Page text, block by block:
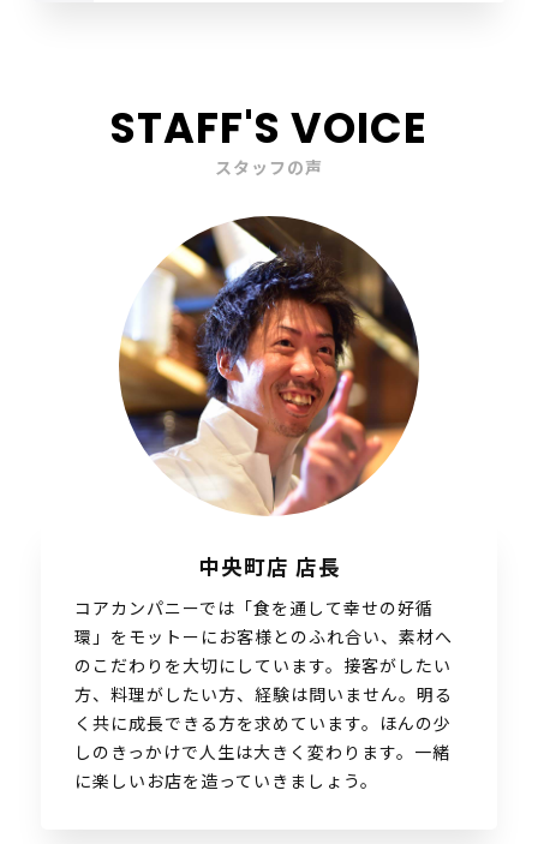
STAFF'S VOICE
スタッフの声
中央町店 店長
コアカンパニーでは「食を通して幸せの好循
環」をモットーにお客様とのふれ合い、素材へ
のこだわりを大切にしています。接客がしたい
方、料理がしたい方、経験は問いません。明る
く共に成長できる方を求めています。ほんの少
しのきっかけで人生は大きく変わります。一緒
に楽しいお店を造っていきましょう。